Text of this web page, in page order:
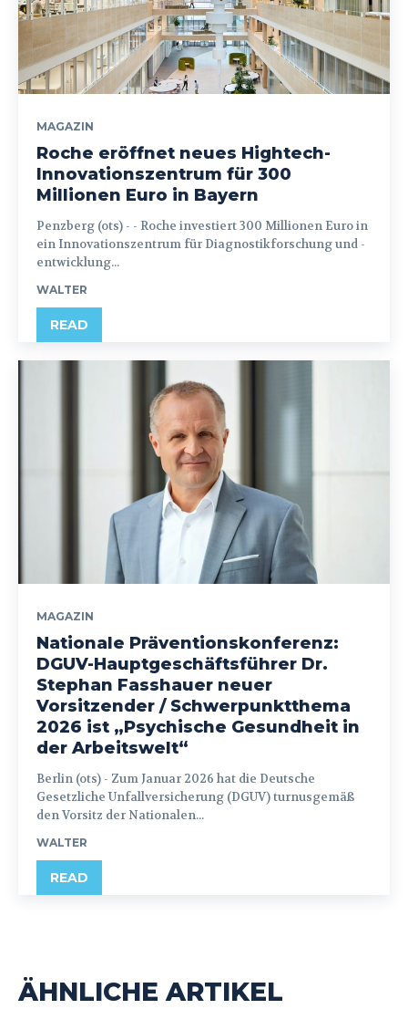
MAGAZIN
Roche eröffnet neues Hightech-
Innovationszentrum für 300
Millionen Euro in Bayern
Penzberg (ots) - - Roche investiert 300 Millionen Euro in
ein Innovationszentrum für Diagnostikforschung und -
entwicklung...
WALTER
READ
MAGAZIN
Nationale Präventionskonferenz:
DGUV-Hauptgeschäftsführer Dr.
Stephan Fasshauer neuer
Vorsitzender / Schwerpunktthema
2026 ist „Psychische Gesundheit in
der Arbeitswelt“
Berlin (ots) - Zum Januar 2026 hat die Deutsche
Gesetzliche Unfallversicherung (DGUV) turnusgemäß
den Vorsitz der Nationalen...
WALTER
READ
ÄHNLICHE ARTIKEL